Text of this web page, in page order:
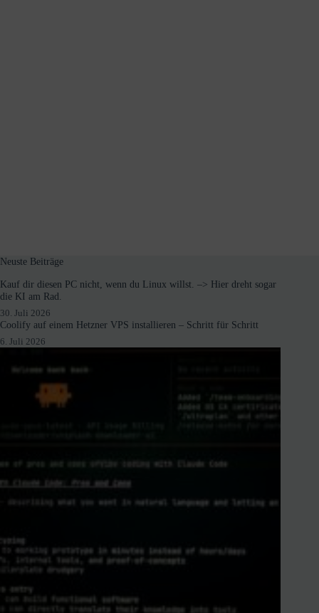
Neuste Beiträge
Kauf dir diesen PC nicht, wenn du Linux willst. –> Hier dreht sogar
die KI am Rad.
30. Juli 2026
Coolify auf einem Hetzner VPS installieren – Schritt für Schritt
6. Juli 2026